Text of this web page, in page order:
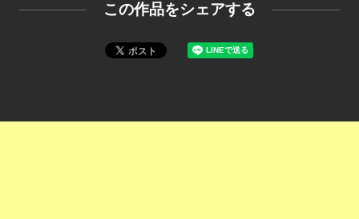
この作品をシェアする